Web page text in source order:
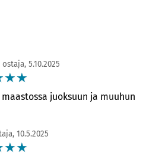
5.10.2025
☆☆
juoksuun ja muuhun
10.5.2025
☆☆